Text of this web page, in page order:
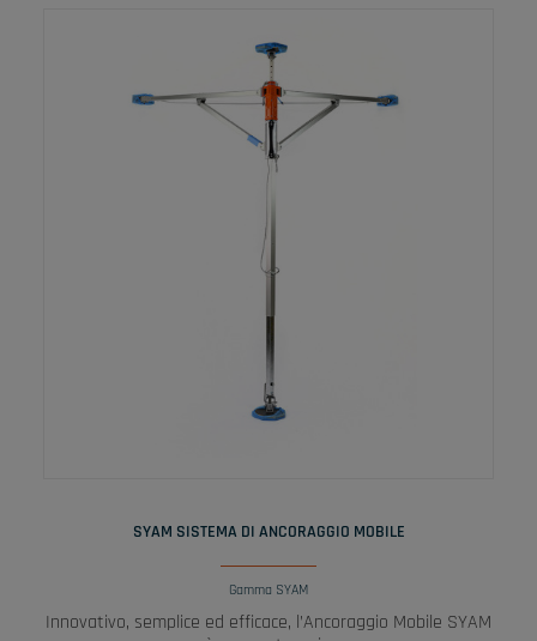
SYAM SISTEMA DI ANCORAGGIO MOBILE
Gamma SYAM
Innovativo, semplice ed efficace, l’Ancoraggio Mobile SYAM